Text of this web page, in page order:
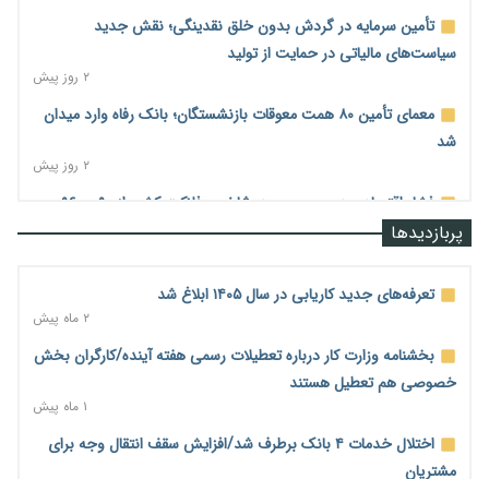
تأمین سرمایه در گردش بدون خلق نقدینگی؛ نقش جدید
سیاست‌های مالیاتی در حمایت از تولید
۲ روز پیش
معمای تأمین ۸۰ همت معوقات بازنشستگان؛ بانک رفاه وارد میدان
شد
۲ روز پیش
فشار اقتصادی در مسیر صعود؛ شاخص فلاکت کشور از ۹۰ به ۹۶
درصد رسید
رشد ۷۵ هزار میلیاردی بازار خرید اعتباری؛ فین‌تک‌ها وارد میدان
احتمال اختلال ۲۴ ساعته در سامانه‌های تأمین اجتماعی
۲ روز پیش
آغاز اجرای پایلوت «ردا کارت» برای دانشجویان تحصیلات تکمیلی
پربازدیدها
تعرفه‌های جدید کاریابی در سال ۱۴۰۵ ابلاغ شد
۲ ماه پیش
بخشنامه وزارت کار درباره تعطیلات رسمی هفته آینده/کارگران بخش
خصوصی هم تعطیل هستند
۱ ماه پیش
اختلال خدمات ۴ بانک برطرف شد/افزایش سقف انتقال وجه برای
مشتریان